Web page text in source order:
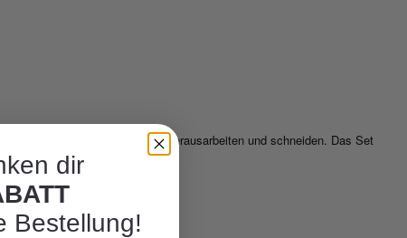
einfach Form geben, Details herausarbeiten und schneiden. Das Set
und Streifen.
dir
Bestellung!